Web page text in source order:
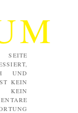
SEITE
UND U
KEIN T
P
K
G